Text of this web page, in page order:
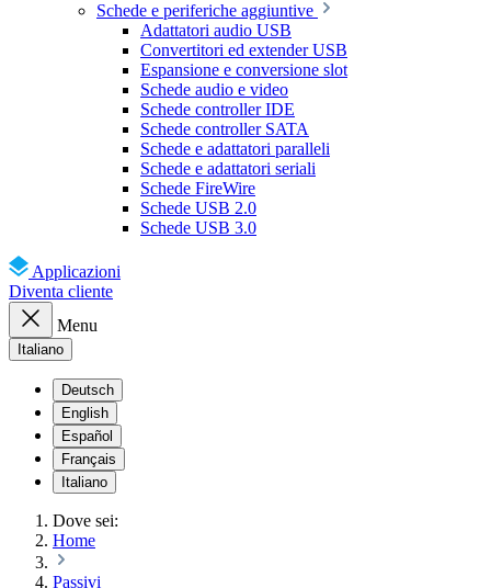
Schede e periferiche aggiuntive
Adattatori audio USB
Convertitori ed extender USB
Espansione e conversione slot
Schede audio e video
Schede controller IDE
Schede controller SATA
Schede e adattatori paralleli
Schede e adattatori seriali
Schede FireWire
Schede USB 2.0
Schede USB 3.0
Applicazioni
Diventa cliente
Menu
Italiano
Deutsch
English
Español
Français
Italiano
Dove sei:
Home
Passivi